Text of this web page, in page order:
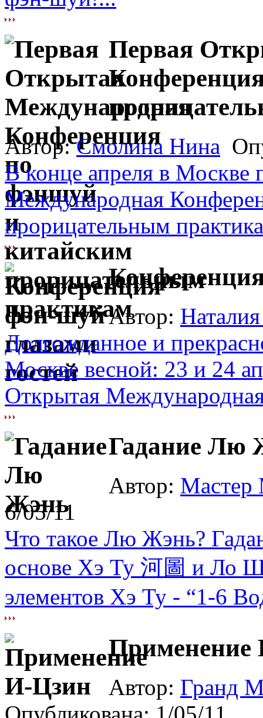
Первая
Автор:Смолина Нина
В конце апреля в
Международная
прорицательным
Автор:
Долгожданное и
Москве весной: 23 и 24
Открытая
Гадание Лю
Автор: Мастер
6/05/11
Что такое Лю Жэнь?
основе Хэ Ту 河圖 и Ло
элементов Хэ Ту - “1-6
Применение
Автор: Гранд